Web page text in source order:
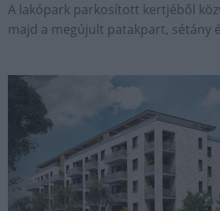
A lakópark parkosított kertjéből
majd a megújult patakpart, sétány